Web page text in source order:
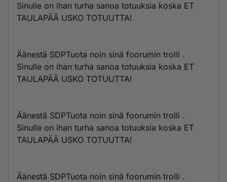
Sinulle on ihan turha sanoa totuuksia koska ET
TAULAPÄÄ USKO TOTUUTTA!
Äänestä SDPTuota noin sinä foorumin trolli .
Sinulle on ihan turha sanoa totuuksia koska ET
TAULAPÄÄ USKO TOTUUTTA!
Äänestä SDPTuota noin sinä foorumin trolli .
Sinulle on ihan turha sanoa totuuksia koska ET
TAULAPÄÄ USKO TOTUUTTA!
Äänestä SDPTuota noin sinä foorumin trolli .